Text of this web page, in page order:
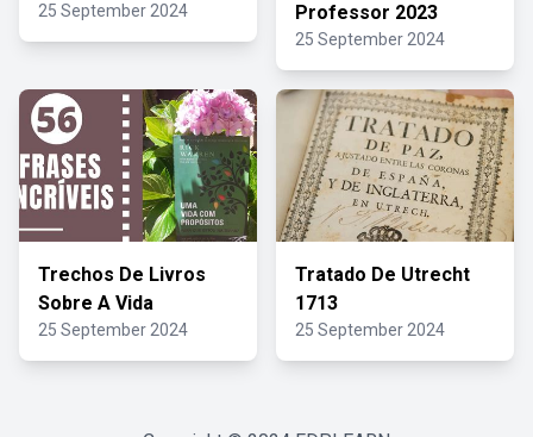
25 September 2024
Professor 2023
25 September 2024
Trechos De Livros
Sobre A Vida
25 September 2024
Tratado De Utrecht
1713
25 September 2024